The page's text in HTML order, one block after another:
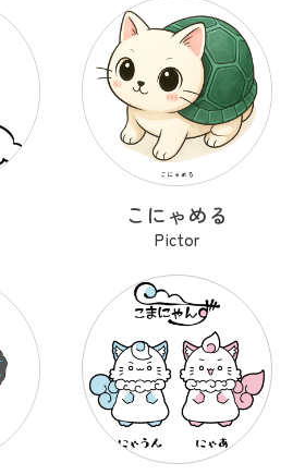
こにゃめる
Pictor